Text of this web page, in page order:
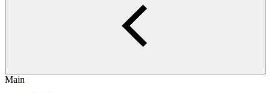
Main